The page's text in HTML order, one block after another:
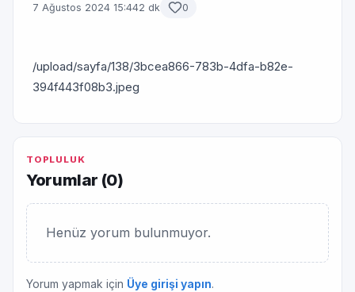
7 Ağustos 2024 15:442 dk 0
/upload/sayfa/138/3bcea866-783b-4dfa-b82e-
394f443f08b3.jpeg
TOPLULUK
Yorumlar (0)
Henüz yorum bulunmuyor.
Yorum yapmak için Üye girişi yapın.